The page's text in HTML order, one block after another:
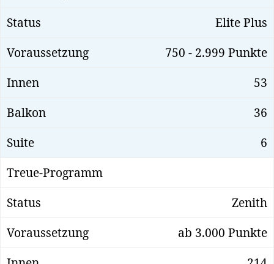
Elite Plus
750 - 2.999 Punkte
53
36
6
Zenith
ab 3.000 Punkte